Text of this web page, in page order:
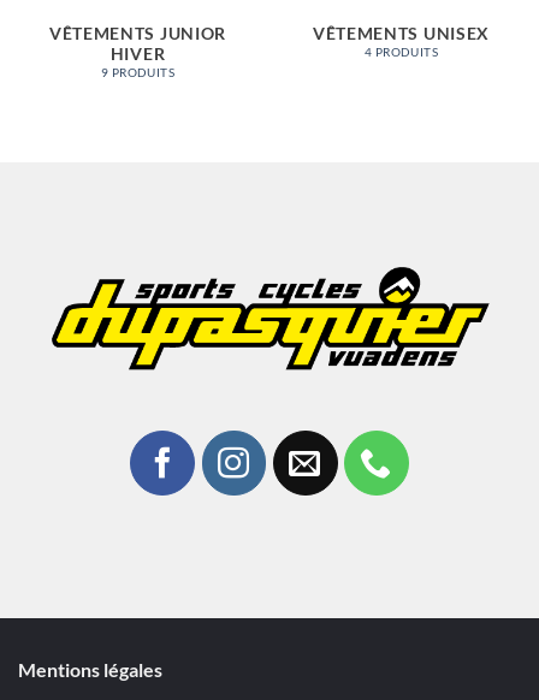
VÊTEMENTS JUNIOR
HIVER
9 PRODUITS
VÊTEMENTS UNISEX
4 PRODUITS
Mentions légales